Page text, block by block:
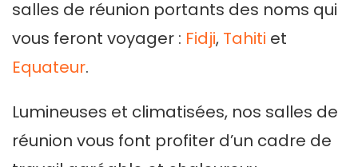
salles de réunion portants des noms qui
vous feront voyager : Fidji, Tahiti et
Equateur.
Lumineuses et climatisées, nos salles de
réunion vous font profiter d’un cadre de